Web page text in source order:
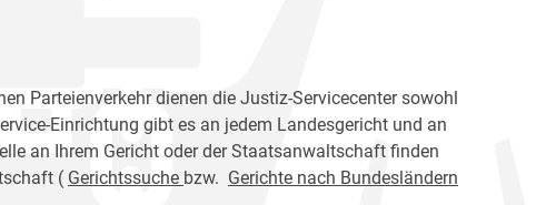
Parteienverkehr dienen die Justiz-Servicecenter sowohl
Einrichtung gibt es an jedem Landesgericht und an
an Ihrem Gericht oder der Staatsanwaltschaft finden
( Gerichtssuche bzw. Gerichte nach Bundesländern